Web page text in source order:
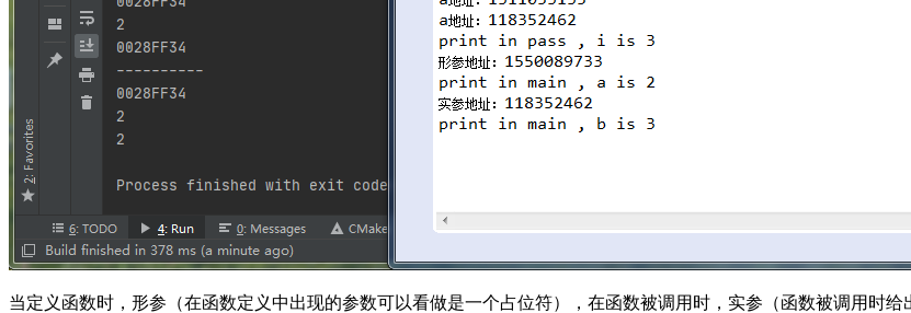
当定义函数时，形参（在函数定义中出现的参数可以看做是一个占位符），在函数被调用时，实参（函数被调用时给